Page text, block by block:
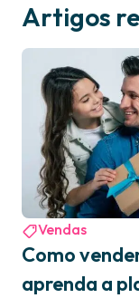
Artigos
Vendas
Como
aprenda a